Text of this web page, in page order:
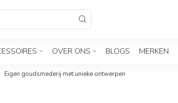
OVER ONS BLOGS MERKEN
Eigen goudsmederij met unieke ontwerpen